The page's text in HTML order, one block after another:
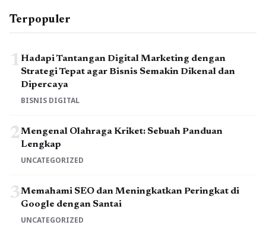
Terpopuler
1Hadapi Tantangan Digital Marketing dengan
Strategi Tepat agar Bisnis Semakin Dikenal dan
Dipercaya
BISNIS DIGITAL
2Mengenal Olahraga Kriket: Sebuah Panduan
Lengkap
UNCATEGORIZED
3Memahami SEO dan Meningkatkan Peringkat di
Google dengan Santai
UNCATEGORIZED